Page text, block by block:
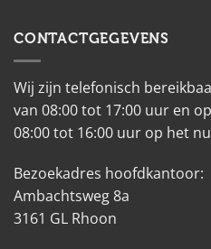
CONTACTGEGEVENS
Wij zijn telefonisch
van 08:00 tot 17:00 uur en
08:00 tot 16:00 uur op het
Bezoekadres hoofdkantoor:
Ambachtsweg 8a
3161 GL Rhoon